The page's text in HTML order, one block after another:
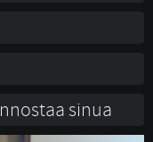
sinua